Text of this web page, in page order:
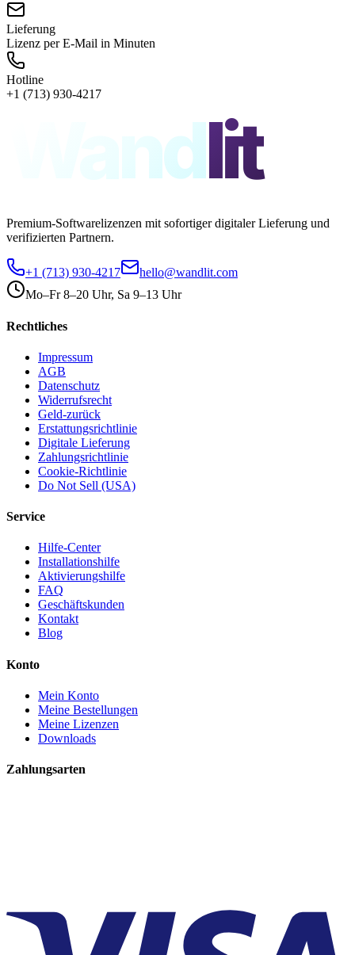
Lieferung
Lizenz per E-Mail in Minuten
Hotline
+1 (713) 930-4217
Wandlit
Premium-Softwarelizenzen mit sofortiger digitaler Lieferung und
verifizierten Partnern.
+1 (713) 930-4217
hello@wandlit.com
Mo–Fr 8–20 Uhr, Sa 9–13 Uhr
Rechtliches
Impressum
AGB
Datenschutz
Widerrufsrecht
Geld-zurück
Erstattungsrichtlinie
Digitale Lieferung
Zahlungsrichtlinie
Cookie-Richtlinie
Do Not Sell (USA)
Service
Hilfe-Center
Installationshilfe
Aktivierungshilfe
FAQ
Geschäftskunden
Kontakt
Blog
Konto
Mein Konto
Meine Bestellungen
Meine Lizenzen
Downloads
Zahlungsarten